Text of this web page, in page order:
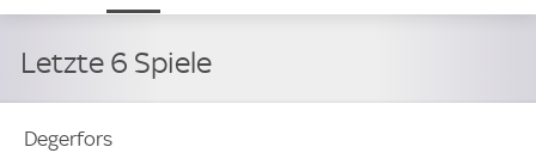
Letzte 6 Spiele
Degerfors